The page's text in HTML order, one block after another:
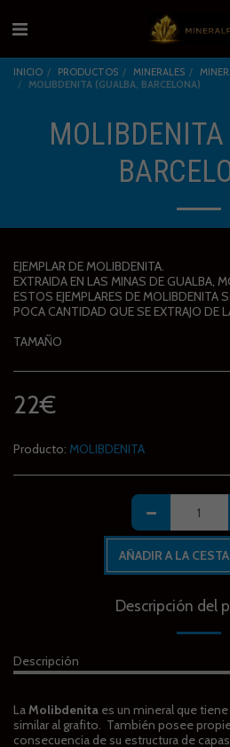
INICIO PRODUCTOS MINERALES
MOLIBDENITA (GUALBA, BARCELONA)
EJEMPLAR DE MOLIBDENITA.
EXTRAIDA EN LAS MINAS DE GUALBA,
ESTOS EJEMPLARES DE MOLIBDENITA
POCA CANTIDAD QUE SE EXTRAJO DE
TAMAÑO
22€
Producto: MOLIBDENITA
AÑADIR A LA CESTA
Descripción del
Descripción
LaMolibdenita es un mineral que
similar al grafito. También posee
consecuencia de su estructura de